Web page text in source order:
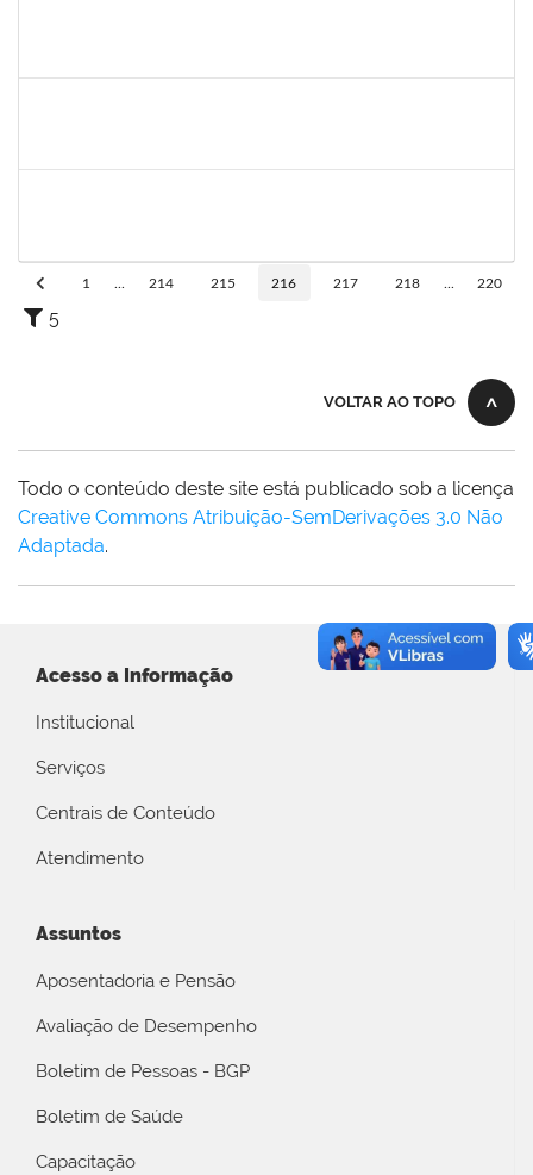
1 214 215 216 217 218 220
5
VOLTAR AO TOPO
Todo o conteúdo deste site está publicado sob a licença
Creative Commons Atribuição-SemDerivações 3.0 Não
Adaptada.
Acesso a Informação
Institucional
Serviços
Centrais de Conteúdo
Atendimento
Assuntos
Aposentadoria e Pensão
Avaliação de Desempenho
Boletim de Pessoas - BGP
Boletim de Saúde
Capacitação